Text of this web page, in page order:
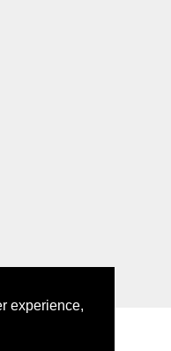
experience,